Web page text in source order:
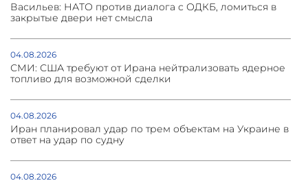
Васильев: НАТО против диалога с ОДКБ, ломиться в
закрытые двери нет смысла
04.08.2026
СМИ: США требуют от Ирана нейтрализовать ядерное
топливо для возможной сделки
04.08.2026
Иран планировал удар по трем объектам на Украине в
ответ на удар по судну
04.08.2026